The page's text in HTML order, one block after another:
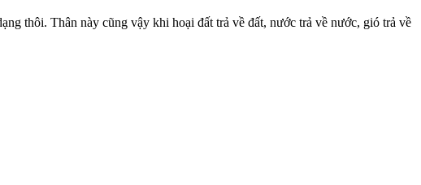
thôi. Thân này cũng vậy khi hoại đất trả về đất, nước trả về nước, gió trả về